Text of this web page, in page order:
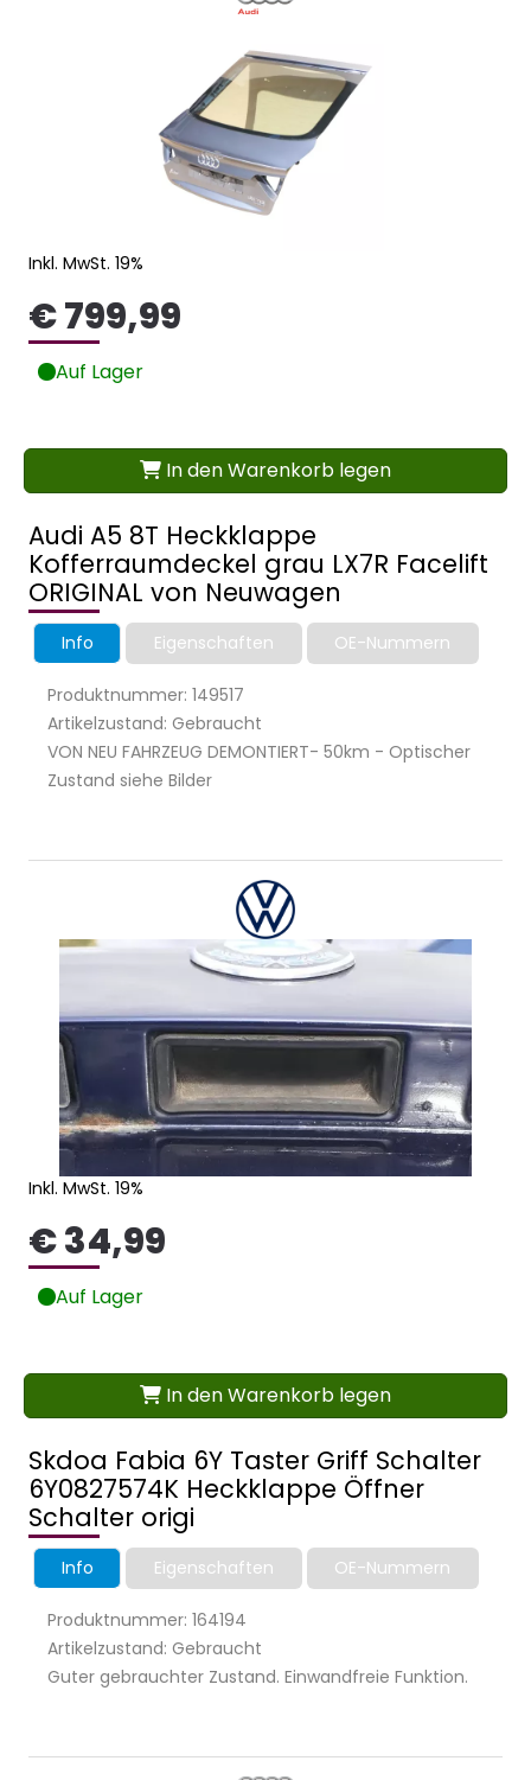
Audi A5 8T Heckklappe
Kofferraumdeckel grau LX7R Facelift
ORIGINAL von Neuwagen
Info Eigenschaften OE-Nummern
Produktnummer: 149517
Artikelzustand: Gebraucht
VON NEU FAHRZEUG DEMONTIERT- 50km - Optischer
Zustand siehe Bilder
Inkl. MwSt. 19%
€ 799,99
Auf Lager
In den Warenkorb legen
Skdoa Fabia 6Y Taster Griff Schalter
6Y0827574K Heckklappe Öffner
Schalter origi
Info Eigenschaften OE-Nummern
Produktnummer: 164194
Artikelzustand: Gebraucht
Guter gebrauchter Zustand. Einwandfreie Funktion.
Inkl. MwSt. 19%
€ 34,99
Auf Lager
In den Warenkorb legen